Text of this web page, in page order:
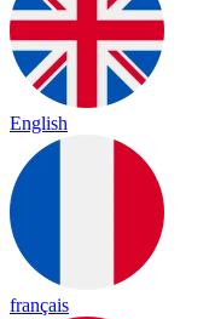
English
français